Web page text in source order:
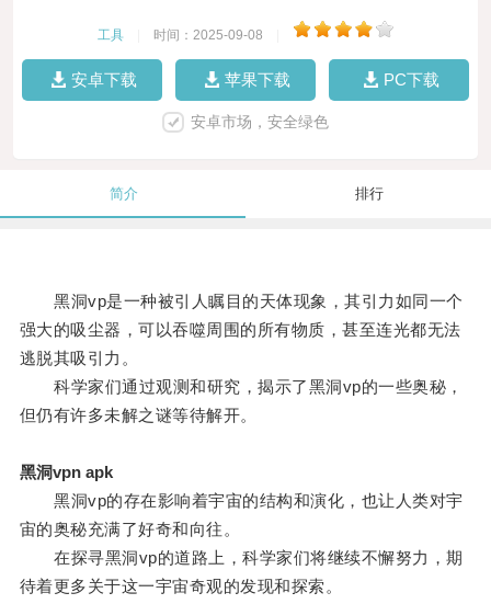
工具 时间：2025-09-08
安卓下载 苹果下载 PC下载
安卓市场，安全绿色
简介 排行
黑洞vp是一种被引人瞩目的天体现象，其引力如同一个
强大的吸尘器，可以吞噬周围的所有物质，甚至连光都无法
逃脱其吸引力。
科学家们通过观测和研究，揭示了黑洞vp的一些奥秘，
但仍有许多未解之谜等待解开。
黑洞vpn apk
黑洞vp的存在影响着宇宙的结构和演化，也让人类对宇
宙的奥秘充满了好奇和向往。
在探寻黑洞vp的道路上，科学家们将继续不懈努力，期
待着更多关于这一宇宙奇观的发现和探索。